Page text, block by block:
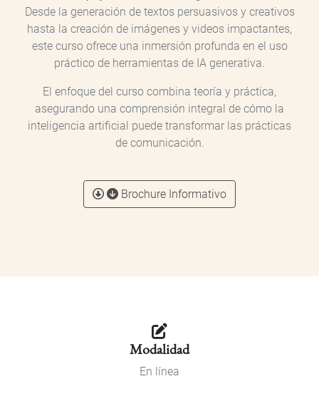
Desde la generación de textos persuasivos y creativos
hasta la creación de imágenes y videos impactantes,
este curso ofrece una inmersión profunda en el uso
práctico de herramientas de IA generativa.
El enfoque del curso combina teoría y práctica,
asegurando una comprensión integral de cómo la
inteligencia artificial puede transformar las prácticas
de comunicación.
Brochure Informativo
Modalidad
En línea